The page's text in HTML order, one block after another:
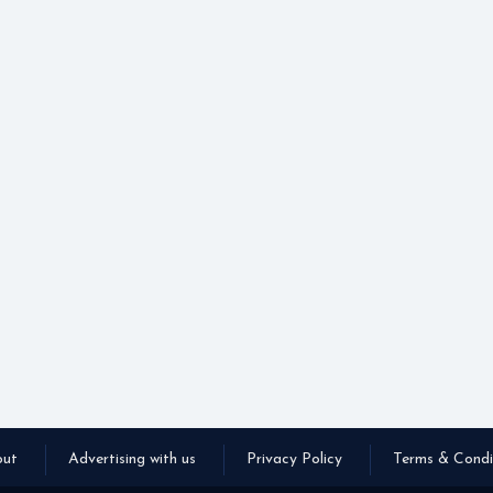
Advertising with us Privacy Policy Terms &